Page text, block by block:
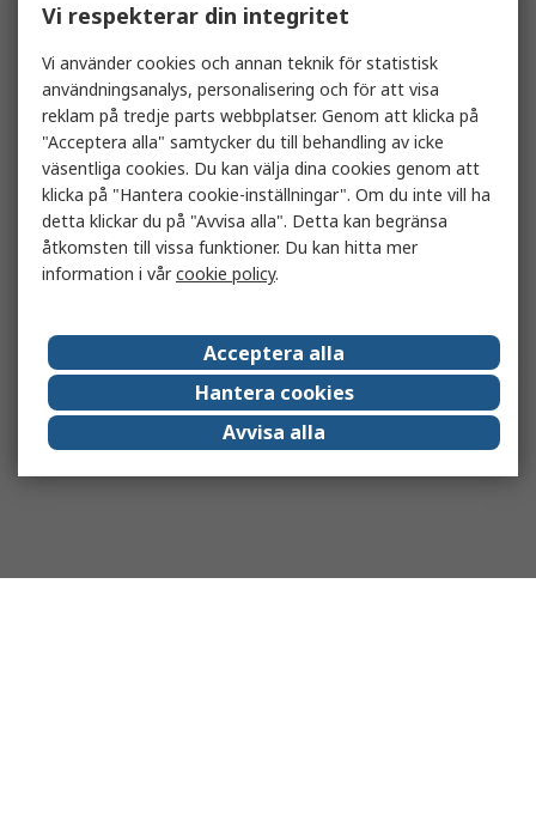
Vi respekterar din integritet
Vi använder cookies och annan teknik för statistisk
användningsanalys, personalisering och för att visa
reklam på tredje parts webbplatser. Genom att klicka på
"Acceptera alla" samtycker du till behandling av icke
väsentliga cookies. Du kan välja dina cookies genom att
klicka på "Hantera cookie-inställningar". Om du inte vill ha
detta klickar du på "Avvisa alla". Detta kan begränsa
åtkomsten till vissa funktioner. Du kan hitta mer
information i vårcookie policy.
Acceptera alla
Hantera cookies
Avvisa alla